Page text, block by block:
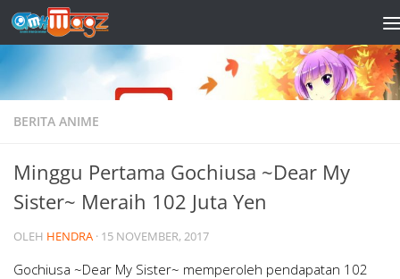
Skip to content
BERITA ANIME
Minggu Pertama Gochiusa ~Dear My
Sister~ Meraih 102 Juta Yen
OLEH HENDRA · 15 NOVEMBER, 2017
Gochiusa ~Dear My Sister~ memperoleh pendapatan 102